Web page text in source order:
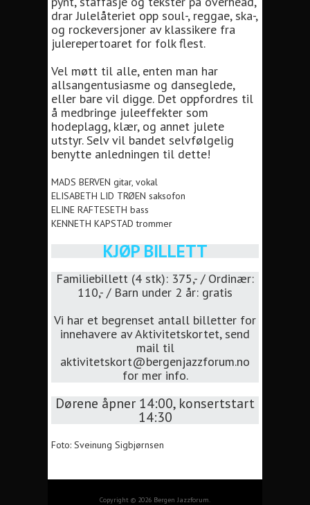
drar Julelåteriet opp soul-, reggae, ska-,
og rockeversjoner av klassikere fra
julerepertoaret for folk flest.
Vel møtt til alle, enten man har
allsangentusiasme og danseglede,
eller bare vil digge. Det oppfordres til
å medbringe juleeffekter som
hodeplagg, klær, og annet julete
utstyr. Selv vil bandet selvfølgelig
benytte anledningen til dette!
MADS BERVEN gitar, vokal
ELISABETH LID TRØEN saksofon
ELINE RAFTESETH bass
KENNETH KAPSTAD trommer
KJØP BILLETT
Familiebillett (4 stk): 375,- / Ordinær:
110,- / Barn under 2 år: gratis
Vi har et begrenset antall billetter for
innehavere av Aktivitetskortet, send
mail til
aktivitetskort@bergenjazzforum.no
for mer info.
Dørene åpner 14:00, konsertstart
14:30
Foto: Sveinung Sigbjørnsen
Copyright © 2026 Bergen Jazzforum.